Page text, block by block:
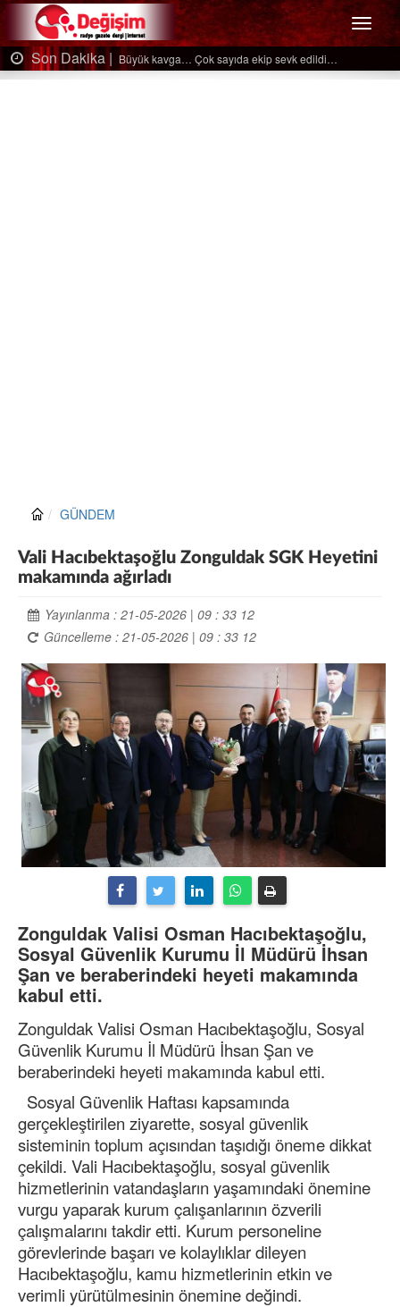
Menü
Son Dakika | Ağaçtan düştü…
GÜNDEM
Vali Hacıbektaşoğlu Zonguldak SGK Heyetini
makamında ağırladı
Yayınlanma : 21-05-2026 | 09 : 33 12
Güncelleme : 21-05-2026 | 09 : 33 12
Zonguldak Valisi Osman Hacıbektaşoğlu,
Sosyal Güvenlik Kurumu İl Müdürü İhsan
Şan ve beraberindeki heyeti makamında
kabul etti.
Zonguldak Valisi Osman Hacıbektaşoğlu, Sosyal
Güvenlik Kurumu İl Müdürü İhsan Şan ve
beraberindeki heyeti makamında kabul etti.
Sosyal Güvenlik Haftası kapsamında
gerçekleştirilen ziyarette, sosyal güvenlik
sisteminin toplum açısından taşıdığı öneme dikkat
çekildi. Vali Hacıbektaşoğlu, sosyal güvenlik
hizmetlerinin vatandaşların yaşamındaki önemine
vurgu yaparak kurum çalışanlarının özverili
çalışmalarını takdir etti. Kurum personeline
görevlerinde başarı ve kolaylıklar dileyen
Hacıbektaşoğlu, kamu hizmetlerinin etkin ve
verimli yürütülmesinin önemine değindi.